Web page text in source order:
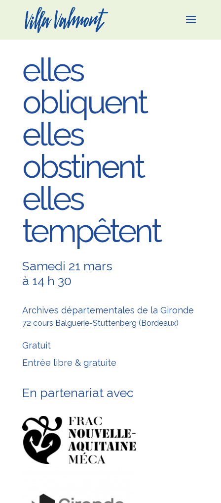
elles
obliquent
elles
obstinent
elles
tempêtent
Samedi 21 mars
à 14 h 30
Archives départementales de la Gironde
72 cours Balguerie-Stuttenberg (Bordeaux)
Gratuit
Entrée libre & gratuite
En partenariat avec